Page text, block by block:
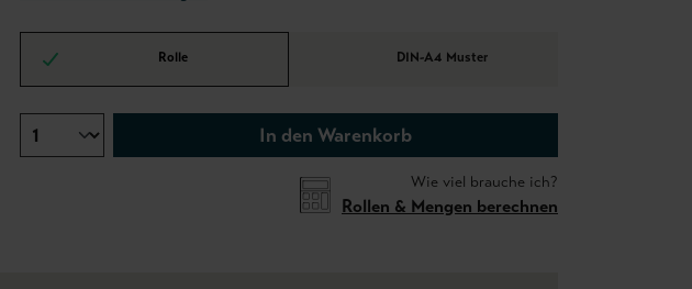
Rolle DIN-A4 Muster
In den Warenkorb
Wie viel brauche ich?
Rollen & Mengen berechnen